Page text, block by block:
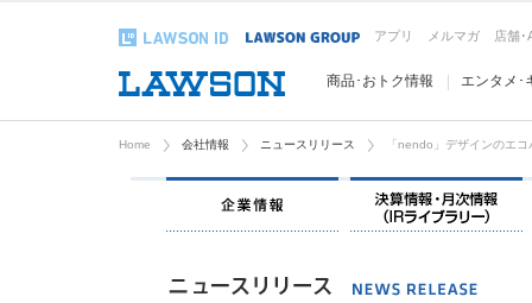
アプリ メルマガ 店舗･
商品･おトク情報 エンタメ･
Home 会社情報 ニュースリリース 「nendo」デザインのエ
企業情報